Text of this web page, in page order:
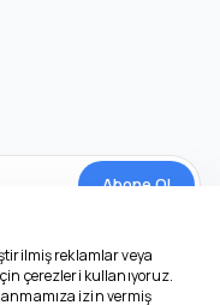
Abone Ol
reklamlar veya
çerezleri kullanıyoruz.
izin vermiş